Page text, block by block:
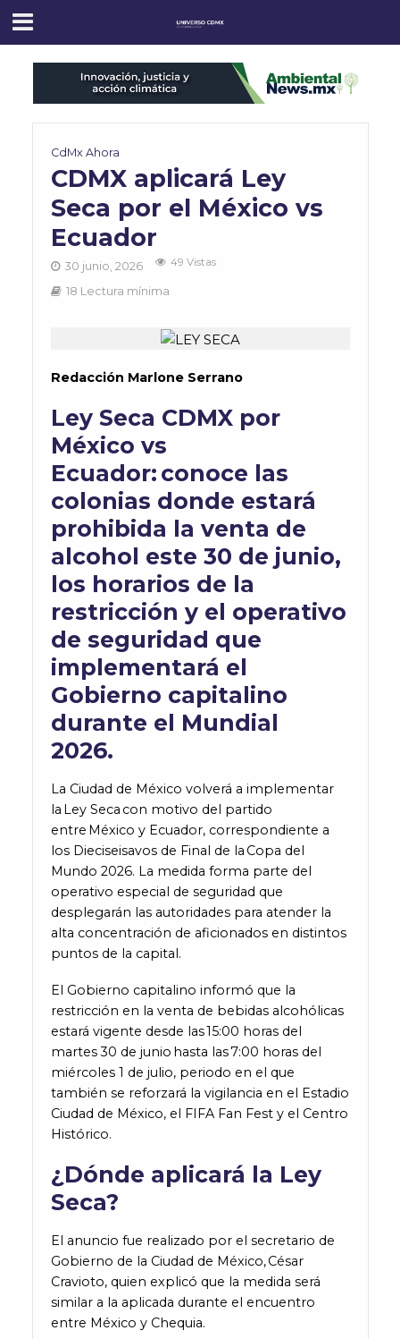
CdMx Ahora
CDMX aplicará Ley
Seca por el México vs
Ecuador
30 junio, 2026 49 Vistas
18 Lectura mínima
Redacción Marlone Serrano
Ley Seca CDMX por
México vs
Ecuador: conoce las
colonias donde estará
prohibida la venta de
alcohol este 30 de junio,
los horarios de la
restricción y el operativo
de seguridad que
implementará el
Gobierno capitalino
durante el Mundial
2026.
La Ciudad de México volverá a implementar
la Ley Seca con motivo del partido
entre México y Ecuador, correspondiente a
los Dieciseisavos de Final de la Copa del
Mundo 2026. La medida forma parte del
operativo especial de seguridad que
desplegarán las autoridades para atender la
alta concentración de aficionados en distintos
puntos de la capital.
El Gobierno capitalino informó que la
restricción en la venta de bebidas alcohólicas
estará vigente desde las 15:00 horas del
martes 30 de junio hasta las 7:00 horas del
miércoles 1 de julio, periodo en el que
también se reforzará la vigilancia en el Estadio
Ciudad de México, el FIFA Fan Fest y el Centro
Histórico.
¿Dónde aplicará la Ley
Seca?
El anuncio fue realizado por el secretario de
Gobierno de la Ciudad de México, César
Cravioto, quien explicó que la medida será
similar a la aplicada durante el encuentro
entre México y Chequia.